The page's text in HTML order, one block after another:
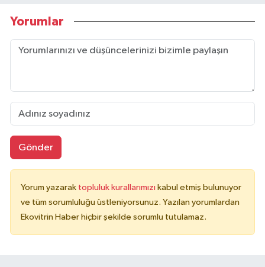
Yorumlar
Gönder
Yorum yazarak topluluk kurallarımızı kabul etmiş bulunuyor
ve tüm sorumluluğu üstleniyorsunuz. Yazılan yorumlardan
Ekovitrin Haber hiçbir şekilde sorumlu tutulamaz.